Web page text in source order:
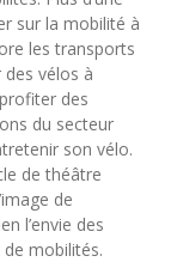
sur la mobilité à
les transports
des vélos à
des
du secteur
son vélo.
de théâtre
de
l’envie des
de mobilités.